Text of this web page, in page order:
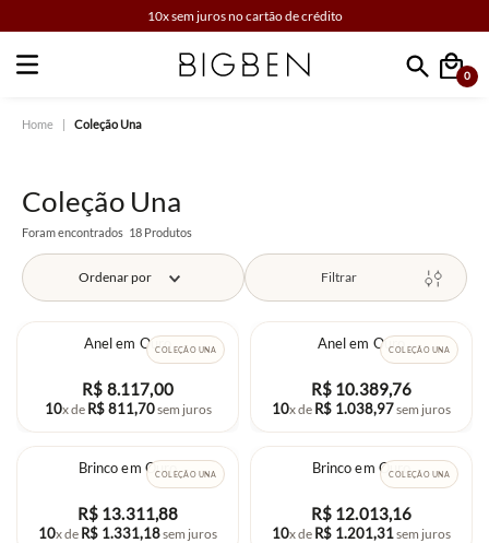
10x sem juros no cartão de crédito
Faça sua busca
0
Coleção Una
Coleção Una
18 Produtos
Ordenar por Filtrar
COLEÇÃO UNA
Anel em Ouro
R$ 8.117,00
10x de R$ 811,70sem juros
COLEÇÃO UNA
Anel em Ouro
R$ 10.389,76
10x de R$ 1.038,97sem juros
COLEÇÃO UNA
Brinco em Ouro
R$ 13.311,88
10x de R$ 1.331,18sem juros
COLEÇÃO UNA
Brinco em Ouro
R$ 12.013,16
10x de R$ 1.201,31sem juros